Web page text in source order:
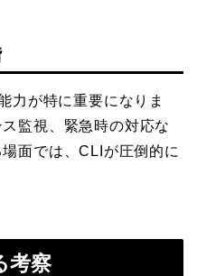
力が特に重要になりま
監視、緊急時の対応な
面では、CLIが圧倒的に
考察